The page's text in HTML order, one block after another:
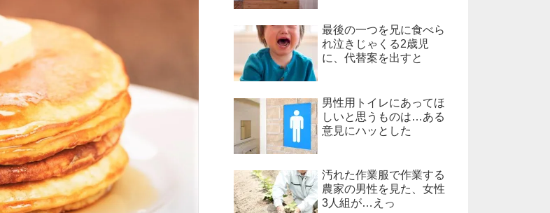
最後の一つを兄に食べら
れ泣きじゃくる2歳児
に、代替案を出すと
男性用トイレにあってほ
しいと思うものは…ある
意見にハッとした
汚れた作業服で作業する
農家の男性を見た、女性
3人組が…えっ